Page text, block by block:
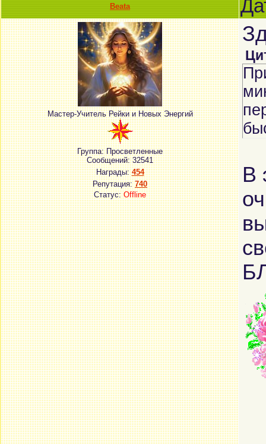
Beata
Мастер-Учитель Рейки и Новых Энергий
Группа: Просветленные
Сообщений:32541
Награды:454
Репутация:740
Статус:Offline
В